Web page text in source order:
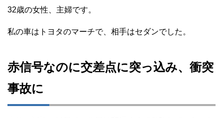
32歳の女性、主婦です。
私の車はトヨタのマーチで、相手はセダンでした。
赤信号なのに交差点に突っ込み、衝突
事故に